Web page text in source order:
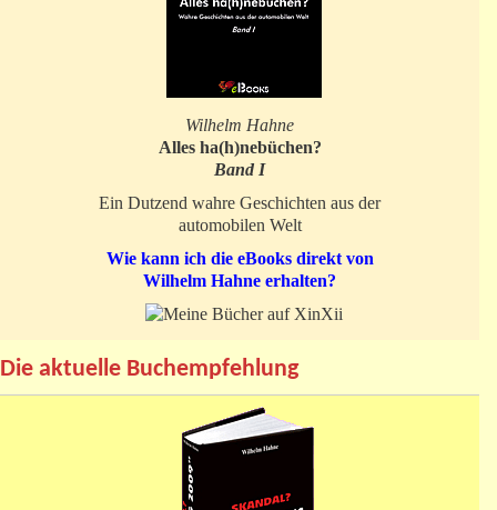
Wilhelm Hahne
Alles ha(h)nebüchen?
Band I
Ein Dutzend wahre Geschichten aus der
automobilen Welt
Wie kann ich die eBooks direkt von
Wilhelm Hahne erhalten?
Die aktuelle Buchempfehlung